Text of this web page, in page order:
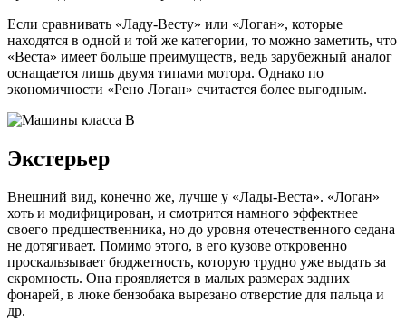
Если сравнивать «Ладу-Весту» или «Логан», которые
находятся в одной и той же категории, то можно заметить, что
«Веста» имеет больше преимуществ, ведь зарубежный аналог
оснащается лишь двумя типами мотора. Однако по
экономичности «Рено Логан» считается более выгодным.
Экстерьер
Внешний вид, конечно же, лучше у «Лады-Веста». «Логан»
хоть и модифицирован, и смотрится намного эффектнее
своего предшественника, но до уровня отечественного седана
не дотягивает. Помимо этого, в его кузове откровенно
проскальзывает бюджетность, которую трудно уже выдать за
скромность. Она проявляется в малых размерах задних
фонарей, в люке бензобака вырезано отверстие для пальца и
др.